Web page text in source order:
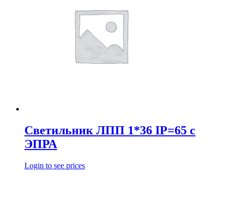
Светильник ЛПП 1*36 IP=65 с
ЭПРА
Login to see prices